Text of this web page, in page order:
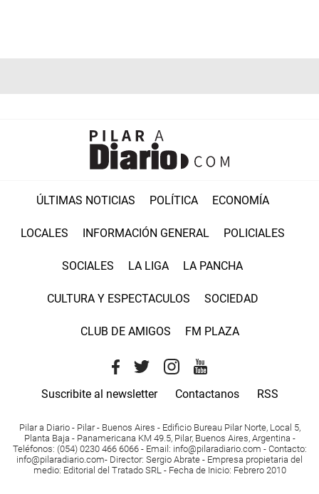
ÚLTIMAS NOTICIAS POLÍTICA ECONOMÍA
LOCALES INFORMACIÓN GENERAL POLICIALES
SOCIALES LA LIGA LA PANCHA
CULTURA Y ESPECTACULOS SOCIEDAD
CLUB DE AMIGOS FM PLAZA
Suscribite al newsletter Contactanos RSS
Pilar a Diario - Pilar - Buenos Aires - Edificio Bureau Pilar Norte, Local 5,
Planta Baja - Panamericana KM 49.5, Pilar, Buenos Aires, Argentina -
Teléfonos: (054) 0230 466 6066 - Email : info@pilaradiario.com - Contacto:
info@pilaradiario.com- Director: Sergio Abrate - Empresa propietaria del
medio: Editorial del Tratado SRL - Fecha de Inicio: Febrero 2010